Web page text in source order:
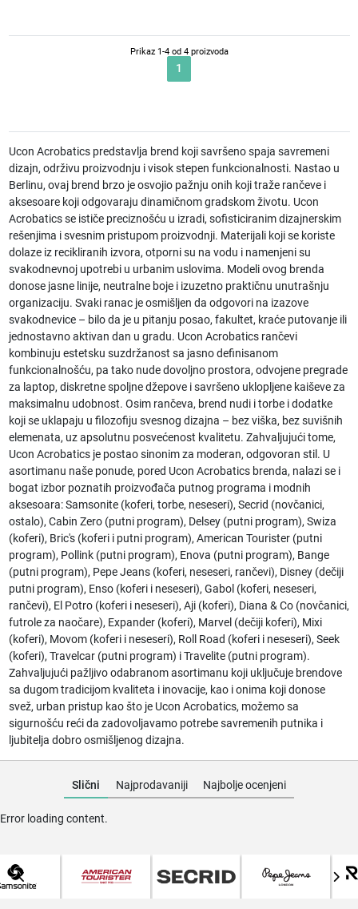
Prikaz 1-4 od 4 proizvoda
1
Ucon Acrobatics predstavlja brend koji savršeno spaja savremeni
dizajn, održivu proizvodnju i visok stepen funkcionalnosti. Nastao u
Berlinu, ovaj brend brzo je osvojio pažnju onih koji traže rančeve i
aksesoare koji odgovaraju dinamičnom gradskom životu. Ucon
Acrobatics se ističe preciznošću u izradi, sofisticiranim dizajnerskim
rešenjima i svesnim pristupom proizvodnji. Materijali koji se koriste
dolaze iz recikliranih izvora, otporni su na vodu i namenjeni su
svakodnevnoj upotrebi u urbanim uslovima. Modeli ovog brenda
donose jasne linije, neutralne boje i izuzetno praktičnu unutrašnju
organizaciju. Svaki ranac je osmišljen da odgovori na izazove
svakodnevice – bilo da je u pitanju posao, fakultet, kraće putovanje ili
jednostavno aktivan dan u gradu. Ucon Acrobatics rančevi
kombinuju estetsku suzdržanost sa jasno definisanom
funkcionalnošću, pa tako nude dovoljno prostora, odvojene pregrade
za laptop, diskretne spoljne džepove i savršeno uklopljene kaiševe za
maksimalnu udobnost. Osim rančeva, brend nudi i torbe i dodatke
koji se uklapaju u filozofiju svesnog dizajna – bez viška, bez suvišnih
elemenata, uz apsolutnu posvećenost kvalitetu. Zahvaljujući tome,
Ucon Acrobatics je postao sinonim za moderan, odgovoran stil. U
asortimanu naše ponude, pored Ucon Acrobatics brenda, nalazi se i
bogat izbor poznatih proizvođača putnog programa i modnih
aksesoara: Samsonite (koferi, torbe, neseseri), Secrid (novčanici,
ostalo), Cabin Zero (putni program), Delsey (putni program), Swiza
(koferi), Bric's (koferi i putni program), American Tourister (putni
program), Pollink (putni program), Enova (putni program), Bange
(putni program), Pepe Jeans (koferi, neseseri, rančevi), Disney (dečiji
putni program), Enso (koferi i neseseri), Gabol (koferi, neseseri,
rančevi), El Potro (koferi i neseseri), Aji (koferi), Diana & Co (novčanici,
futrole za naočare), Expander (koferi), Marvel (dečiji koferi), Mixi
(koferi), Movom (koferi i neseseri), Roll Road (koferi i neseseri), Seek
(koferi), Travelcar (putni program) i Travelite (putni program).
Zahvaljujući pažljivo odabranom asortimanu koji uključuje brendove
sa dugom tradicijom kvaliteta i inovacije, kao i onima koji donose
svež, urban pristup kao što je Ucon Acrobatics, možemo sa
sigurnošću reći da zadovoljavamo potrebe savremenih putnika i
ljubitelja dobro osmišljenog dizajna.
Slični Najprodavaniji Najbolje ocenjeni
Error loading content.